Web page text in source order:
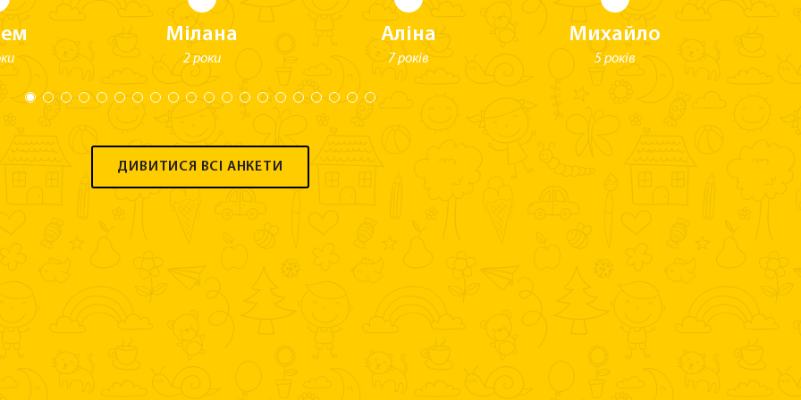
Мілана
2 роки
Аліна
7 років
Михайло
5 років
ДИВИТИСЯ ВСІ АНКЕТИ